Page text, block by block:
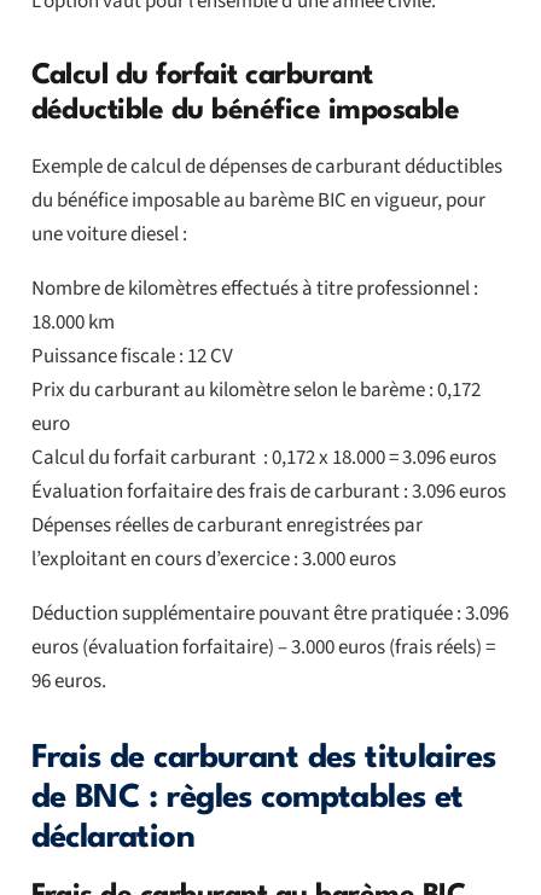
Calcul du forfait carburant
déductible du bénéfice imposable
Exemple de calcul de dépenses de carburant déductibles
du bénéfice imposable au barème BIC en vigueur, pour
une voiture diesel :
Nombre de kilomètres effectués à titre professionnel :
18.000 km
Puissance fiscale : 12 CV
Prix du carburant au kilomètre selon le barème : 0,172
euro
Calcul du forfait carburant : 0,172 x 18.000 = 3.096 euros
Évaluation forfaitaire des frais de carburant : 3.096 euros
Dépenses réelles de carburant enregistrées par
l’exploitant en cours d’exercice : 3.000 euros
Déduction supplémentaire pouvant être pratiquée : 3.096
euros (évaluation forfaitaire) – 3.000 euros (frais réels) =
96 euros.
Frais de carburant des titulaires
de BNC : règles comptables et
déclaration